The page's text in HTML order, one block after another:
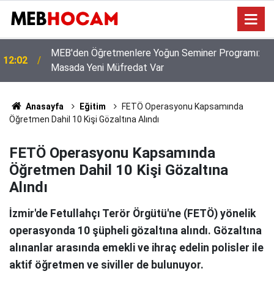
11:02
Norm Kadrolar Yenileniyor, Hata Yapmamak İçin
Ders Yükünüzü İnceleyin!
Anasayfa Eğitim
FETÖ Operasyonu Kapsamında
Öğretmen Dahil 10 Kişi Gözaltına Alındı
FETÖ Operasyonu Kapsamında
Öğretmen Dahil 10 Kişi Gözaltına
Alındı
İzmir'de Fetullahçı Terör Örgütü'ne (FETÖ) yönelik
operasyonda 10 şüpheli gözaltına alındı. Gözaltına
alınanlar arasında emekli ve ihraç edelin polisler ile
aktif öğretmen ve siviller de bulunuyor.